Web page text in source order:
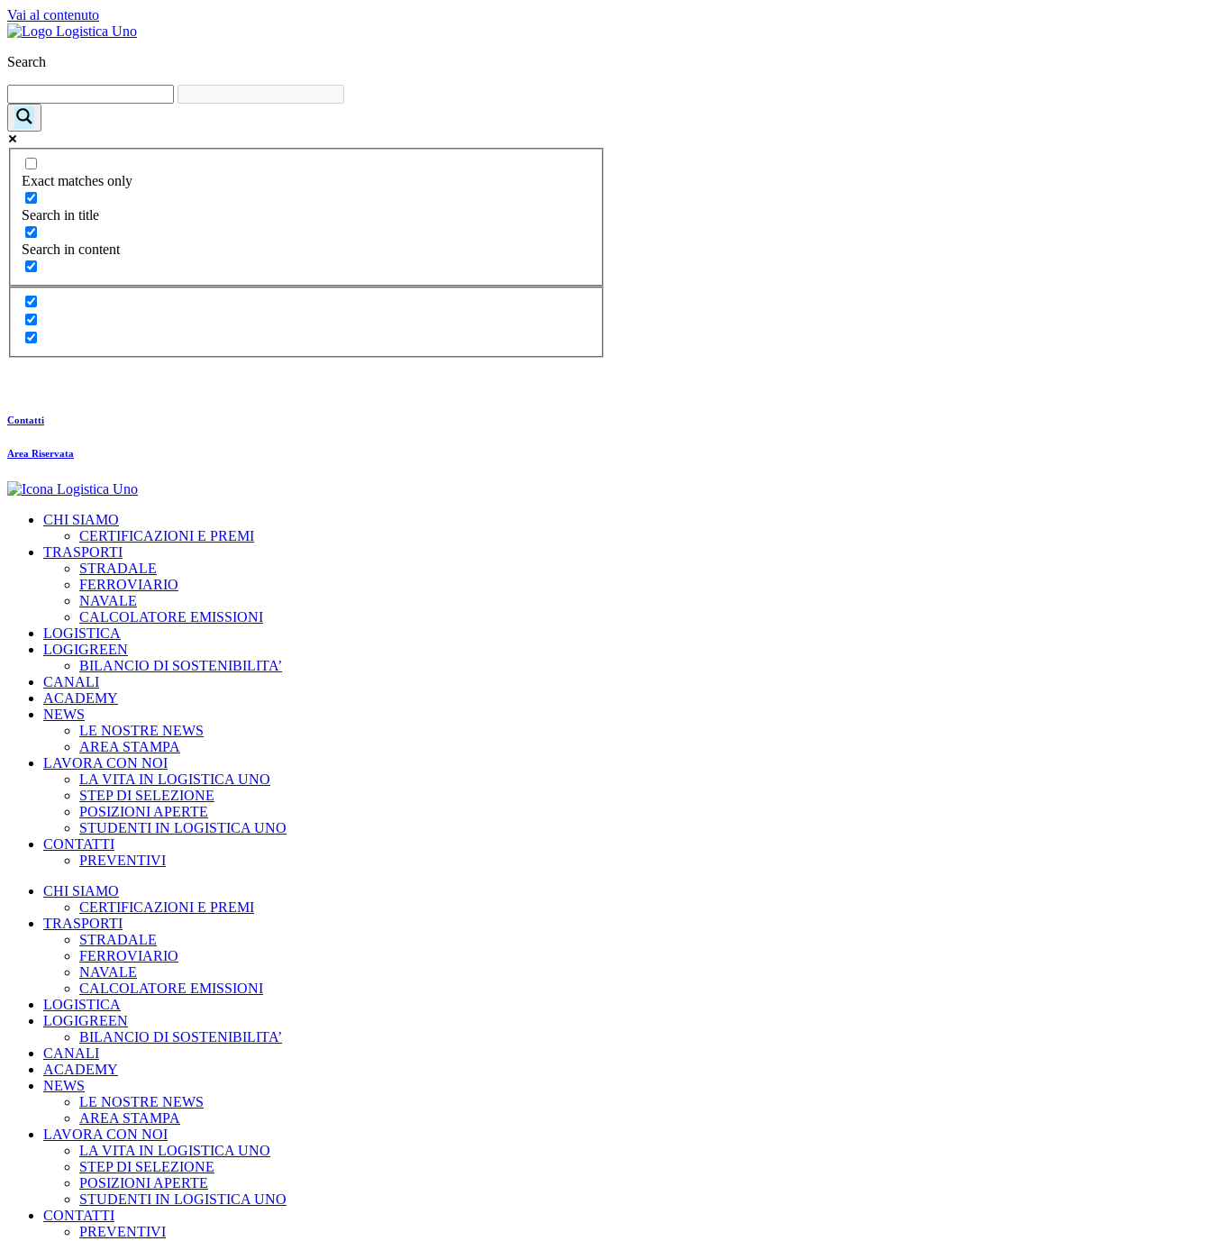
Vai al contenuto
Search
Exact matches only
Search in title
Search in content
Contatti
Area Riservata
CHI SIAMO
CERTIFICAZIONI E PREMI
TRASPORTI
STRADALE
FERROVIARIO
NAVALE
CALCOLATORE EMISSIONI
LOGISTICA
LOGIGREEN
BILANCIO DI SOSTENIBILITA’
CANALI
ACADEMY
NEWS
LE NOSTRE NEWS
AREA STAMPA
LAVORA CON NOI
LA VITA IN LOGISTICA UNO
STEP DI SELEZIONE
POSIZIONI APERTE
STUDENTI IN LOGISTICA UNO
CONTATTI
PREVENTIVI
CHI SIAMO
CERTIFICAZIONI E PREMI
TRASPORTI
STRADALE
FERROVIARIO
NAVALE
CALCOLATORE EMISSIONI
LOGISTICA
LOGIGREEN
BILANCIO DI SOSTENIBILITA’
CANALI
ACADEMY
NEWS
LE NOSTRE NEWS
AREA STAMPA
LAVORA CON NOI
LA VITA IN LOGISTICA UNO
STEP DI SELEZIONE
POSIZIONI APERTE
STUDENTI IN LOGISTICA UNO
CONTATTI
PREVENTIVI